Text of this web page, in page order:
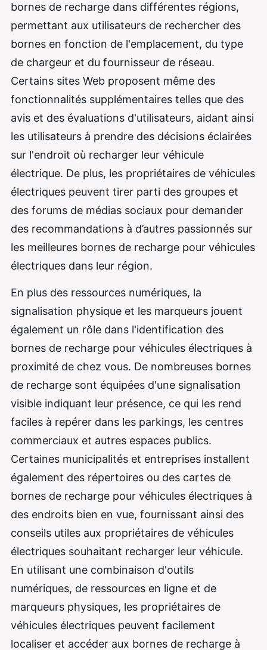
bornes de recharge dans différentes régions,
permettant aux utilisateurs de rechercher des
bornes en fonction de l'emplacement, du type
de chargeur et du fournisseur de réseau.
Certains sites Web proposent même des
fonctionnalités supplémentaires telles que des
avis et des évaluations d'utilisateurs, aidant ainsi
les utilisateurs à prendre des décisions éclairées
sur l'endroit où recharger leur véhicule
électrique. De plus, les propriétaires de véhicules
électriques peuvent tirer parti des groupes et
des forums de médias sociaux pour demander
des recommandations à d’autres passionnés sur
les meilleures bornes de recharge pour véhicules
électriques dans leur région.
En plus des ressources numériques, la
signalisation physique et les marqueurs jouent
également un rôle dans l'identification des
bornes de recharge pour véhicules électriques à
proximité de chez vous. De nombreuses bornes
de recharge sont équipées d'une signalisation
visible indiquant leur présence, ce qui les rend
faciles à repérer dans les parkings, les centres
commerciaux et autres espaces publics.
Certaines municipalités et entreprises installent
également des répertoires ou des cartes de
bornes de recharge pour véhicules électriques à
des endroits bien en vue, fournissant ainsi des
conseils utiles aux propriétaires de véhicules
électriques souhaitant recharger leur véhicule.
En utilisant une combinaison d'outils
numériques, de ressources en ligne et de
marqueurs physiques, les propriétaires de
véhicules électriques peuvent facilement
localiser et accéder aux bornes de recharge à